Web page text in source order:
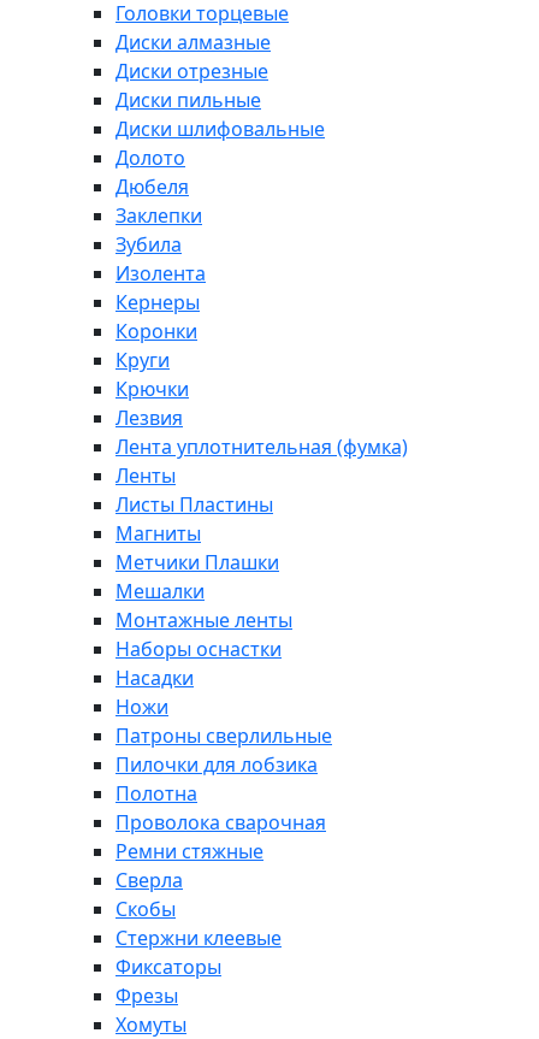
Головки торцевые
Диски алмазные
Диски отрезные
Диски пильные
Диски шлифовальные
Долото
Дюбеля
Заклепки
Зубила
Изолента
Кернеры
Коронки
Круги
Крючки
Лезвия
Лента уплотнительная (фумка)
Ленты
Листы Пластины
Магниты
Метчики Плашки
Мешалки
Монтажные ленты
Наборы оснастки
Насадки
Ножи
Патроны сверлильные
Пилочки для лобзика
Полотна
Проволока сварочная
Ремни стяжные
Сверла
Скобы
Стержни клеевые
Фиксаторы
Фрезы
Хомуты